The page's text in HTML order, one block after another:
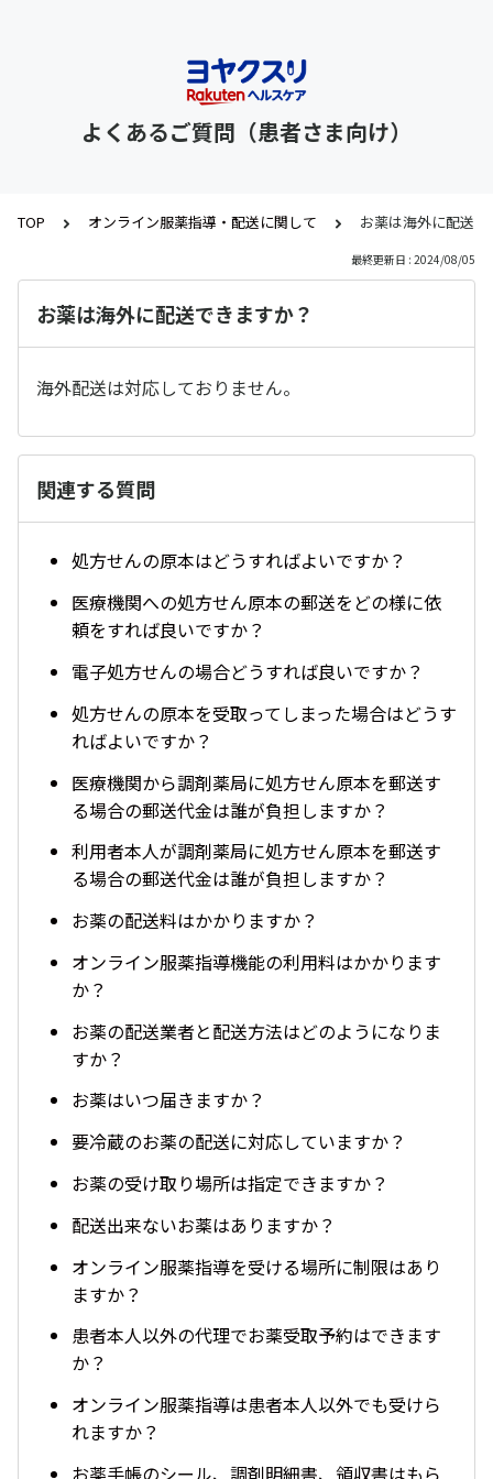
よくあるご質問（患者さま向け）
TOP オンライン服薬指導・配送に関して お薬は海外に配送
最終更新日 : 2024/08/05
お薬は海外に配送できますか？
海外配送は対応しておりません。
関連する質問
処方せんの原本はどうすればよいですか？
医療機関への処方せん原本の郵送をどの様に依
頼をすれば良いですか？
電子処方せんの場合どうすれば良いですか？
処方せんの原本を受取ってしまった場合はどうす
ればよいですか？
医療機関から調剤薬局に処方せん原本を郵送す
る場合の郵送代金は誰が負担しますか？
利用者本人が調剤薬局に処方せん原本を郵送す
る場合の郵送代金は誰が負担しますか？
お薬の配送料はかかりますか？
オンライン服薬指導機能の利用料はかかります
か？
お薬の配送業者と配送方法はどのようになりま
すか？
お薬はいつ届きますか？
要冷蔵のお薬の配送に対応していますか？
お薬の受け取り場所は指定できますか？
配送出来ないお薬はありますか？
オンライン服薬指導を受ける場所に制限はあり
ますか？
患者本人以外の代理でお薬受取予約はできます
か？
オンライン服薬指導は患者本人以外でも受けら
れますか？
お薬手帳のシール、調剤明細書、領収書はもら